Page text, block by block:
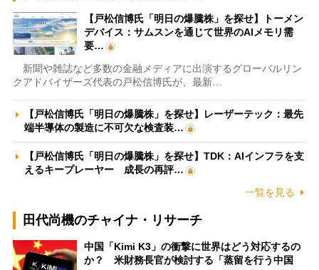
【戸松信博氏「明日の爆騰株」を探せ】トーメン
デバイス：サムスンを通じて世界のAIメモリ需
要…
新聞や雑誌など多数の金融メディアに出演するグローバルリン
クアドバイザーズ代表の戸松信博氏が、最新…
【戸松信博氏「明日の爆騰株」を探せ】レーザーテック：最先
端半導体の製造に不可欠な検査装…
【戸松信博氏「明日の爆騰株」を探せ】TDK：AIインフラを支
えるキープレーヤー 成長の再評…
一覧を見る
田代尚機のチャイナ・リサーチ
中国「Kimi K3」の衝撃に世界はどう対応するの
か？ 米財務長官が検討する「蒸留を行う中国